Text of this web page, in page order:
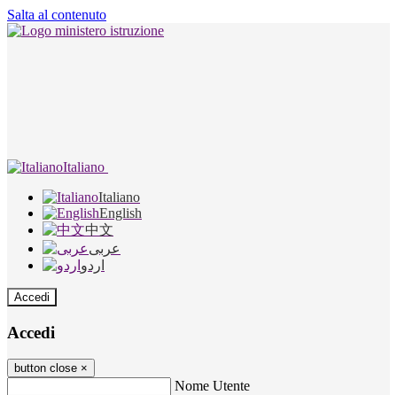
Salta al contenuto
Italiano
Italiano
English
中文
عربى
اردو
Accedi
Accedi
button close ×
Nome Utente